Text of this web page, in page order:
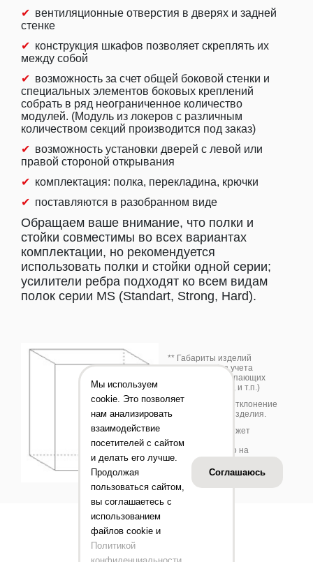
вентиляционные отверстия в дверях и задней
стенке
конструкция шкафов позволяет скреплять их
между собой
возможность за счет общей боковой стенки и
специальных элементов боковых креплений
собрать в ряд неограниченное количество
модулей. (Модуль из локеров с различным
количеством секций производится под заказ)
возможность установки дверей с левой или
правой стороной открывания
комплектация: полка, перекладина, крючки
поставляются в разобранном виде
Обращаем ваше внимание, что полки и
стойки совместимы во всех вариантах
комплектации, но рекомендуется
использовать полки и стойки одной серии;
усилители ребра подходят ко всем видам
полок серии MS (Standart, Strong, Hard).
** Габариты изделий
приведены без учета
габаритов выступающих
деталей (замков, и т.п.)
*** Допустимое отклонение
+/-10 % от веса изделия.
Цвет изделия может
отличаться от
представленного на
фотографии.
Мы используем
cookie. Это позволяет
нам анализировать
взаимодействие
посетителей с сайтом
и делать его лучше.
Продолжая
пользоваться сайтом,
вы соглашаетесь с
использованием
файлов cookie и
Политикой
Соглашаюсь